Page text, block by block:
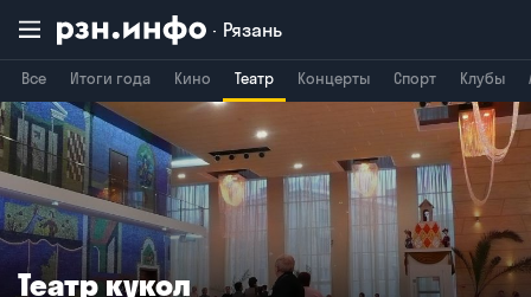
Рязань
Все Итоги года Кино Театр Концерты Спорт Клубы
Воронеж Брянск
Театр кукол